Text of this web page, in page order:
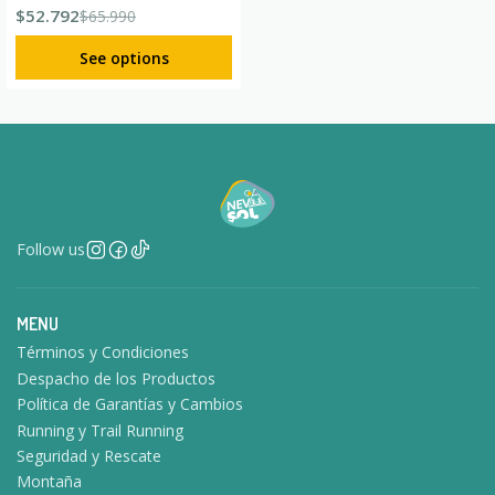
$52.792$65.990
See options
Follow us
MENU
Términos y Condiciones
Despacho de los Productos
Política de Garantías y Cambios
Running y Trail Running
Seguridad y Rescate
Montaña